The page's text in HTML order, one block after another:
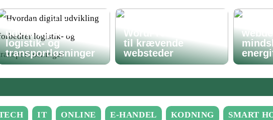
Hvordan digital
udvikling forbedrer
logistik- og
transportløsninger
WordPress-løsning
til krævende
websteder
IT ONLINE E-HANDEL KODNING SMART